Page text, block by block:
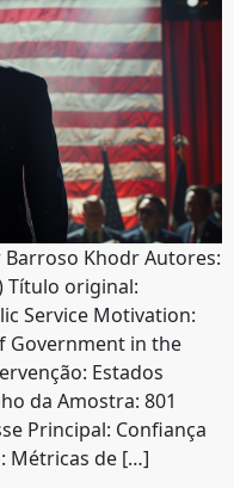
Khodr Autores:
Título original:
Service Motivation:
Government in the
Estados
da Amostra: 801
Principal: Confiança
Métricas de […]